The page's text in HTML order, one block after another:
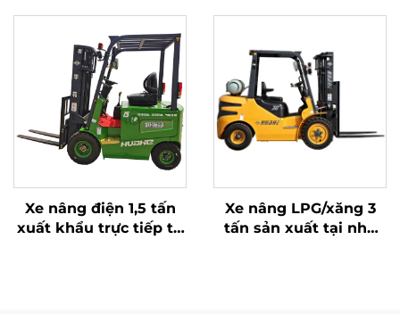
Bản chất lượng cao
Trung Quốc, giá cả
Xe nâng điện 1,5 tấn
xuất khẩu trực tiếp từ
Xe nâng LPG/xăng 3
tấn sản xuất tại nhà